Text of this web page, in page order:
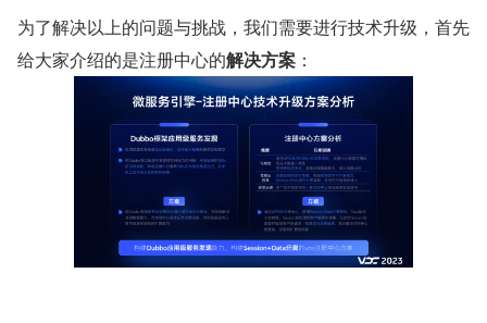
为了解决以上的问题与挑战，我们需要进行技术升级，首先
给大家介绍的是注册中心的解决方案 ：